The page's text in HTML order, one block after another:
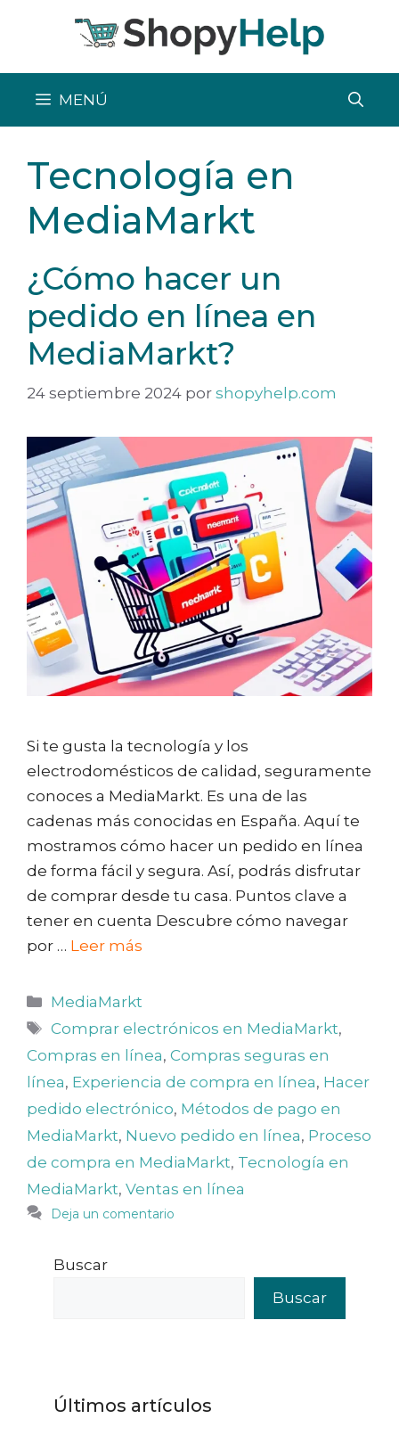
MENÚ
Tecnología en
MediaMarkt
¿Cómo hacer un
pedido en línea en
MediaMarkt?
24 septiembre 2024 por shopyhelp.com
Si te gusta la tecnología y los
electrodomésticos de calidad, seguramente
conoces a MediaMarkt. Es una de las
cadenas más conocidas en España. Aquí te
mostramos cómo hacer un pedido en línea
de forma fácil y segura. Así, podrás disfrutar
de comprar desde tu casa. Puntos clave a
tener en cuenta Descubre cómo navegar
por … Leer más
Categorías
MediaMarkt
Etiquetas
Comprar electrónicos en MediaMarkt,
Compras en línea, Compras seguras en
línea, Experiencia de compra en línea, Hacer
pedido electrónico, Métodos de pago en
MediaMarkt, Nuevo pedido en línea, Proceso
de compra en MediaMarkt, Tecnología en
MediaMarkt, Ventas en línea
Deja un comentario
Buscar
Buscar
Últimos artículos